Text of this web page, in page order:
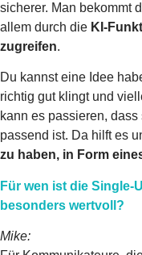
sicherer. Man bekommt
allem durch die KI-
zugreifen.
Du kannst eine Idee
richtig gut klingt und
kann es passieren,
passend ist. Da hilft es
zu haben, in Form
Für wen ist die Single-
besonders wertvoll?
Mike: